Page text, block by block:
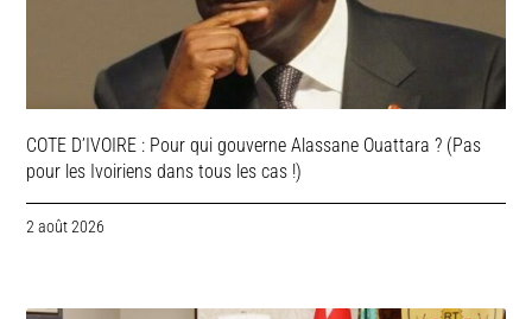
COTE D’IVOIRE : Pour qui gouverne Alassane Ouattara ? (Pas
pour les Ivoiriens dans tous les cas !)
2 août 2026